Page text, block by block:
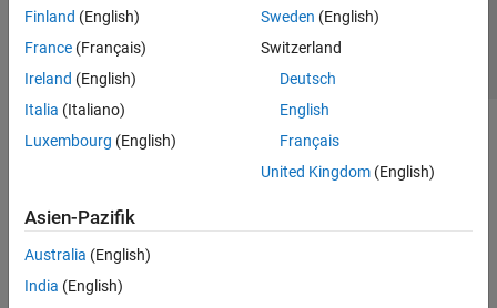
Finland (English)
France (Français)
Ireland (English)
Italia (Italiano)
Luxembourg (English)
Sweden (English)
Switzerland
Deutsch
English
Français
United Kingdom(English)
Asien-Pazifik
Australia (English)
India (English)
Website auswählen
Deutschland